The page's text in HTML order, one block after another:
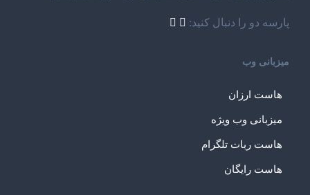
پارسه دو را دنبال کنید:
میزبانی وب
هاست ارزان
میزبانی وب ویژه
هاست ربات تلگرام
هاست رایگان